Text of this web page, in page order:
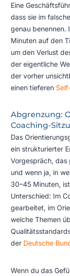
Eine
dass sie im
genau benennen.
Minuten auf den
um den Verlust
der eigentliche
der vorher
einen tieferen
Abgrenzung:
Coaching-
Das
ein strukturierter
Vorgespräch, das
und wenn ja, in
30–45 Minuten,
Unterschied: Im
gearbeitet, im
welche Themen
der Deutsche
Wenn du das